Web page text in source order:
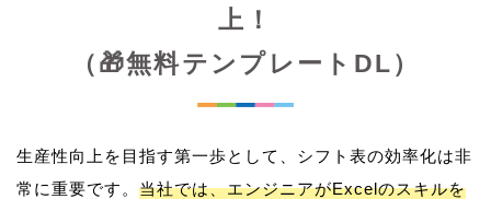
上！
（🎁無料テンプレートDL）
生産性向上を目指す第一歩として、シフト表の効率化は非
常に重要です。 当社では、エンジニアがExcelのスキルを